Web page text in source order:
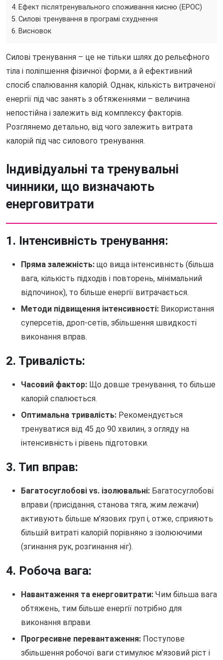
Ефект післятренувального споживання кисню (EPOC)
Силові тренування в програмі схуднення
Висновок
Силові тренування – це не тільки шлях до рельєфного
тіла і поліпшення фізичної форми, а й ефективний
спосіб спалювання калорій. Однак, кількість витраченої
енергії під час занять з обтяженнями – величина
непостійна і залежить від комплексу факторів.
Розглянемо детально, від чого залежить витрата
калорій під час силового тренування.
Індивідуальні та тренувальні
чинники, що визначають
енерговитрати
1. Інтенсивність тренування:
Пряма залежність: що вища інтенсивність (більша
вага, кількість підходів і повторень, мінімальний
відпочинок), то більше енергії витрачається.
Методи підвищення інтенсивності: Використання
суперсетів, дроп-сетів, збільшення швидкості
виконання вправ.
2. Тривалість:
Часовий фактор: Що довше тренування, то більше
калорій спалюється.
Оптимальна тривалість: Рекомендується
тренуватися від 45 до 90 хвилин, з огляду на
інтенсивність і рівень підготовки.
3. Тип вправ:
Багатосуглобові vs. ізолювальні: Багатосуглобові
вправи (присідання, станова тяга, жим лежачи)
активують більше м’язових груп і, отже, сприяють
більшій витраті калорій порівняно з ізолюючими
(згинання рук, розгинання ніг).
4. Робоча вага:
Навантаження та енерговитрати: Чим більша вага
обтяжень, тим більше енергії потрібно для
виконання вправи.
Прогресивне перевантаження: Поступове
збільшення робочої ваги стимулює м’язовий ріст і